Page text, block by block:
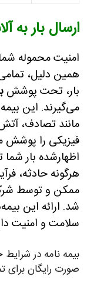
ارسال بار به
امنیت محموله
همین دلیل،
بار، تحت پوشش
می‌گیرند. این
مانند تصادف،
فیزیکی را پوشش
اظهارشده بار
هرگونه حادثه،
ممکن و توسط
شد. ارائه این
سلامت و امنیت
صورت رایگان برای